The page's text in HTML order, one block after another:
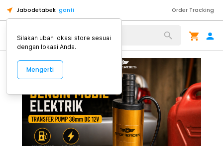
Jabodetabek ganti Order Tracking
Alat Kopi
Silakan ubah lokasi store sesuai
dengan lokasi Anda.
Mengerti